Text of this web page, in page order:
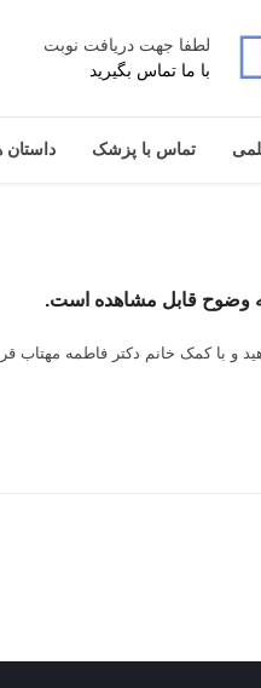
لطفا جهت دریافت نوبت
با ما تماس بگیرید
تماس با پزشک
به وضوح قابل مشاهده است.
با کمک خانم دکتر فاطمه مهتاب